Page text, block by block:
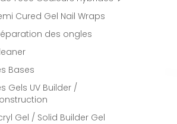
Cured Gel Nail Wraps
des ongles
Bases
Gels UV Builder /
Gel / Solid Builder Gel